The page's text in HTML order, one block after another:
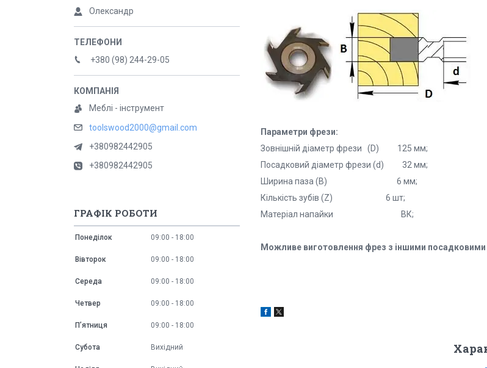
Параметри фрези:
Зовнішній діаметр фрези (D) 125 мм;
Посадковий діаметр фрези (d) 32 мм;
Ширина паза (В) 6 мм;
Кількість зубів (Z) 6 шт;
Матеріал напайки ВК;
Можливе виготовлення фрез з іншими
Олександр
+380 (98) 244-29-05
Меблі - інструмент
toolswood2000@gmail.com
+380982442905
+380982442905
ГРАФІК РОБОТИ
Понеділок 09:00 18:00
Вівторок 09:00 18:00
Середа 09:00 18:00
Четвер 09:00 18:00
Пʼятниця 09:00 18:00
Субота Вихідний